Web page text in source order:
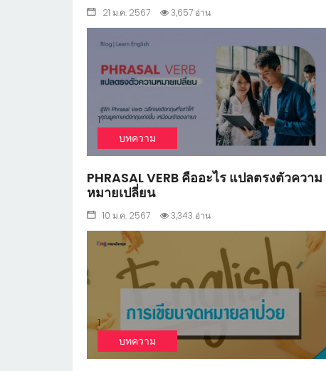
21 ม.ค. 2567 3,657 อ่าน
1
บทความ
PHRASAL VERB คืออะไร แปลตรงตัวความ
หมายเปลี่ยน
10 ม.ค. 2567 3,343 อ่าน
1
บทความ